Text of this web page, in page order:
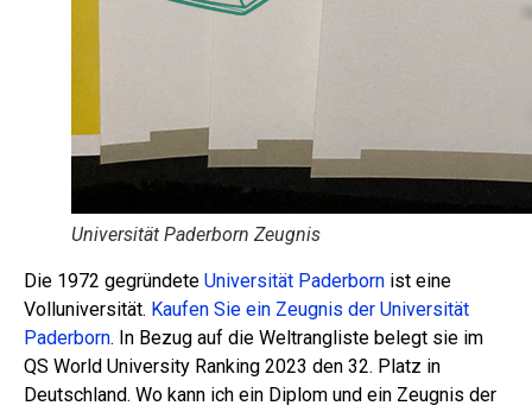
Universität Paderborn Zeugnis
Die 1972 gegründete Universität Paderborn ist eine
Volluniversität. Kaufen Sie ein Zeugnis der Universität
Paderborn. In Bezug auf die Weltrangliste belegt sie im
QS World University Ranking 2023 den 32. Platz in
Deutschland. Wo kann ich ein Diplom und ein Zeugnis der